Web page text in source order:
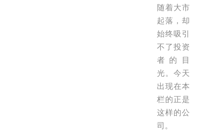
随着大市
起落，却
始终吸引
不了投资
者的目
光。今天
出现在本
栏的正是
这样的公
司。